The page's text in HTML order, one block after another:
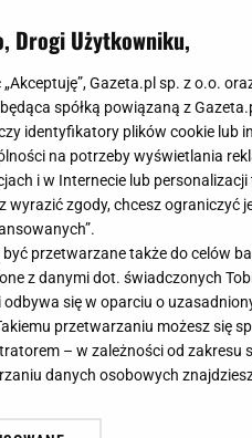
po trzech
Drogi Użytkowniku,
Gazeta.pl sp. z o.o.
spółką powiązaną z
identyfikatory plików cookie lub
na potrzeby wyświetlania
i w Internecie lub
wyrazić zgody, chcesz ograniczyć
przetwarzane także do celów
z danymi dot. świadczonych
się w oparciu o
przetwarzaniu możesz się
– w zależności od
danych osobowych